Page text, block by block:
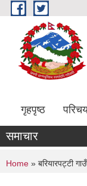
Skip to main content
गृहपृष्ठ
समाचार
You are
Home » बरियारपट्टी